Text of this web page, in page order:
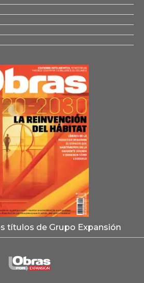
títulos de Grupo Expansión